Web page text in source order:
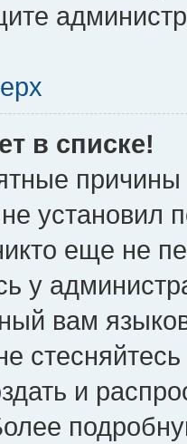
в списке!
причины
установил
еще не
у
вам
и